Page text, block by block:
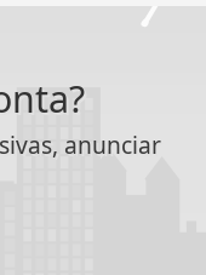
anunciar